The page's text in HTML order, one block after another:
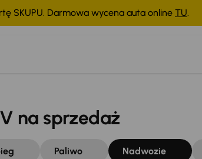
SKUPU. Darmowa wycena auta online TU.
na sprzedaż
Paliwo Nadwozie